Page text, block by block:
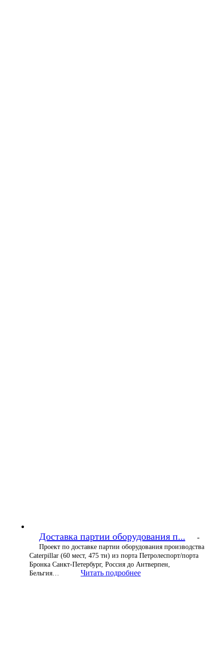
Доставка партии оборудования п... -
Проект по доставке партии оборудования производства
Caterpillar (60 мест, 475 тн) из порта Петролеспорт/порта
Бронка Санкт-Петербург, Россия до Антверпен,
Бельгия…
Читать подробнее